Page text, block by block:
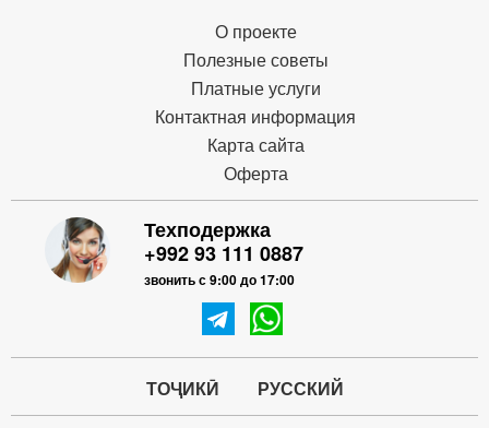
О проекте
Полезные советы
Платные услуги
Контактная информация
Карта сайта
Оферта
Техподержка
+992 93 111 0887
звонить с 9:00 до 17:00
ТОҶИКӢ РУССКИЙ